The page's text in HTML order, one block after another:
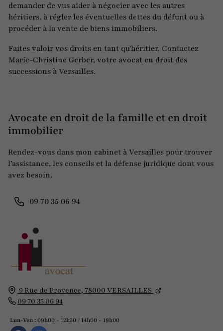
demander de vus aider à négocier avec les autres
héritiers, à régler les éventuelles dettes du défunt ou à
procéder à la vente de biens immobiliers.
Faites valoir vos droits en tant qu'héritier. Contactez
Marie-Christine Gerber, votre avocat en droit des
successions à Versailles.
9 Rue de Provence, 78000 VERSAILLES
09 70 35 06 94
Lun-Ven : 09h00 - 12h30 / 14h00 - 19h00
Avocate en droit de la famille et en droit
immobilier
Rendez-vous dans mon cabinet à Versailles pour trouver
l’assistance, les conseils et la défense juridique dont vous
avez besoin.
09 70 35 06 94